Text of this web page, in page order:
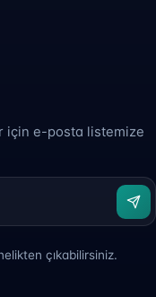
için e-posta listemize
çıkabilirsiniz.